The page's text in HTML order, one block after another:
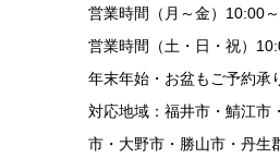
営業時間（月～金）10:00
営業時間（土・日・祝）
年末年始・お盆もご予約承
対応地域：福井市・鯖江市
市・大野市・勝山市・丹生